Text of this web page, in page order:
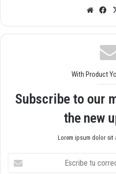
Siti
we
b
With Product
Subscribe to our
the new
Lorem ipsum dolor sit